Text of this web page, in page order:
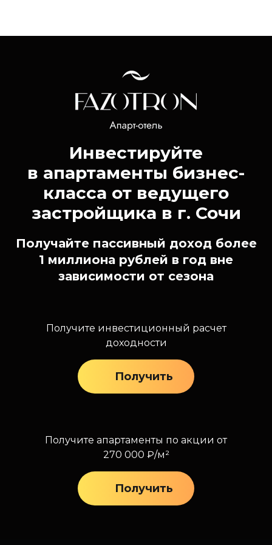
Инвестируйте
в апартаменты бизнес-
класса от ведущего
застройщика в г. Сочи
Получайте пассивный доход более
1 миллиона рублей в год вне
зависимости от сезона
Получите инвестиционный расчет
доходности
Получить
Получите апартаменты по акции от
270 000 ₽/м²
Получить